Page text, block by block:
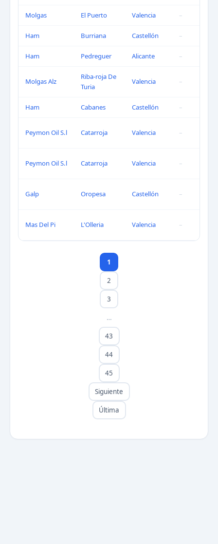
Molgas El Puerto Valencia –
Ham Burriana Castellón –
Ham Pedreguer Alicante –
Molgas Alz
Riba-roja De
Turia
Valencia –
Ham Cabanes Castellón –
Peymon Oil S.l Catarroja Valencia –
Peymon Oil S.l Catarroja Valencia –
Galp Oropesa Castellón –
Mas Del Pi L'Olleria Valencia –
1
2
3
…
43
44
45
Siguiente
Última